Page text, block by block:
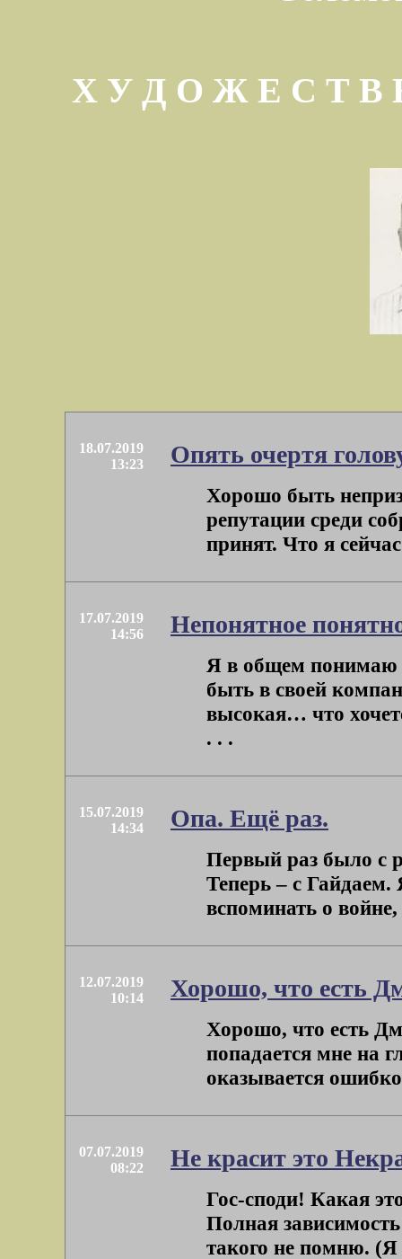
Х У Д О Ж Е С Т
18.07.2019
13:23
Опять очертя
Хорошо быть
репутации среди
принят. Что я
17.07.2019
14:56
Непонятное
Я в общем понимаю
быть в своей
высокая… что
. . .
15.07.2019
14:34
Опа. Ещё раз.
Первый раз было с
Теперь – с
вспоминать о
12.07.2019
10:14
Хорошо, что есть
Хорошо, что есть
попадается мне на
оказывается
07.07.2019
08:22
Не красит это
Гос-споди! Какая
Полная
такого не помню. (Я